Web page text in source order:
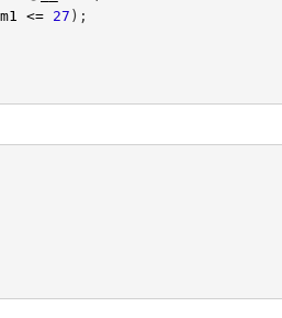
<= 27 );